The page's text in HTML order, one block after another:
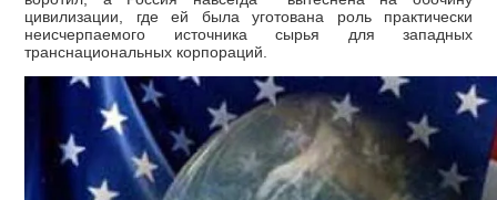
цивилизации, где ей была уготована роль практически
неисчерпаемого источника сырья для западных
транснациональных корпораций.